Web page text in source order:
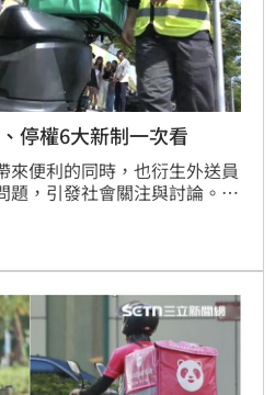
停權6大新制一次看
來便利的同時，也衍生外送員
題，引發社會關注與討論。為
於今（21）日正式施行，究